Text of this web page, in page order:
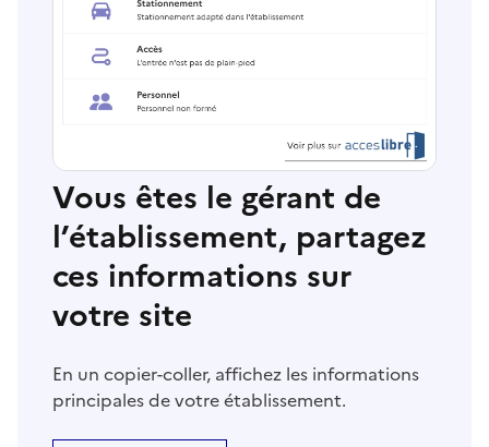
Vous êtes le gérant de
l’établissement, partagez
ces informations sur
votre site
En un copier-coller, affichez les informations
principales de votre établissement.